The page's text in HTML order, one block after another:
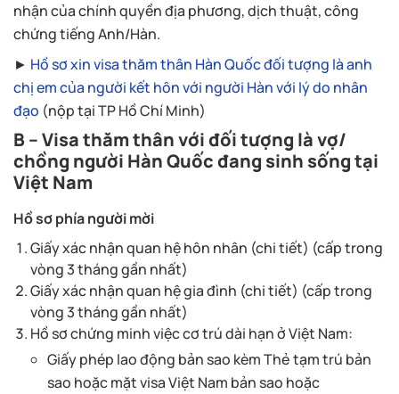
nhận của chính quyền địa phương, dịch thuật, công
chứng tiếng Anh/Hàn.
► Hồ sơ xin visa thăm thân Hàn Quốc đối tượng là anh
chị em của người kết hôn với người Hàn với lý do nhân
đạo (nộp tại TP Hồ Chí Minh)
B – Visa thăm thân với đối tượng là vợ/
chồng người Hàn Quốc đang sinh sống tại
Việt Nam
Hồ sơ phía người mời
Giấy xác nhận quan hệ hôn nhân (chi tiết) (cấp trong
vòng 3 tháng gần nhất)
Giấy xác nhận quan hệ gia đình (chi tiết) (cấp trong
vòng 3 tháng gần nhất)
Hồ sơ chứng minh việc cơ trú dài hạn ở Việt Nam:
Giấy phép lao động bản sao kèm Thẻ tạm trú bản
sao hoặc mặt visa Việt Nam bản sao hoặc